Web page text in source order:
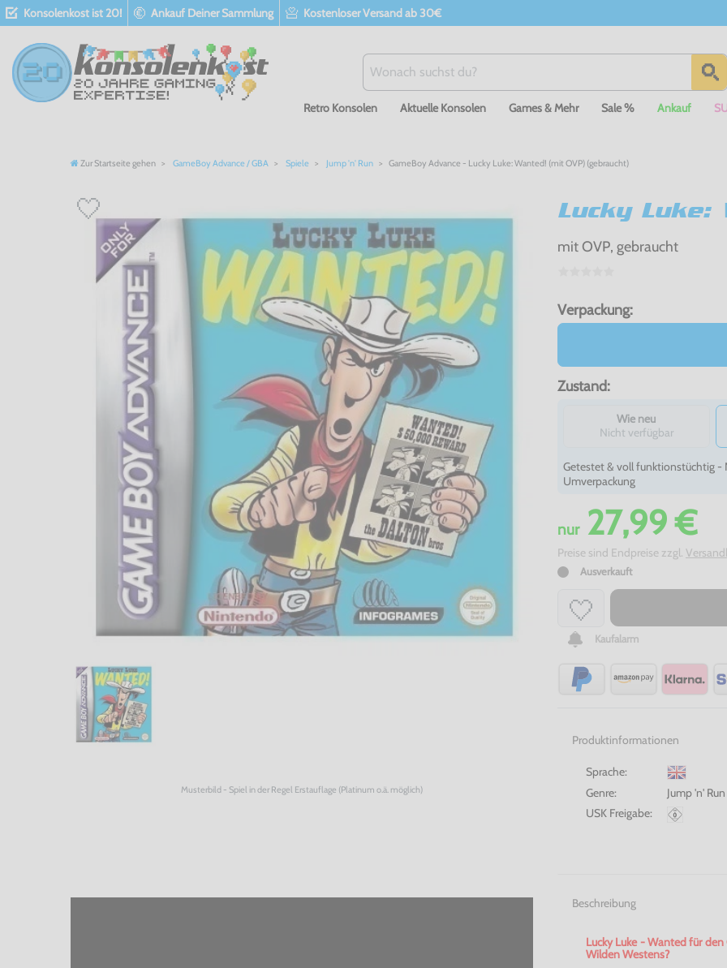
Konsolenkost ist 20! Ankauf Deiner Sammlung Kostenloser Versand ab 30€
Retro Konsolen Aktuelle Konsolen Games & Mehr Sale % Ankauf
Zur Startseite gehen GameBoy Advance / GBA Spiele Jump 'n' Run GameBoy Advance - Lucky Luke: Wanted! (mit OVP) (gebraucht)
Musterbild - Spiel in der Regel Erstauflage (Platinum o.ä. möglich)
Lucky Luke:
mit OVP, gebraucht
Verpackung:
Zustand:
Wie neu
Nicht verfügbar
Getestet & voll funktionstüchtig -
Umverpackung
nur27,99 €
Preise sind Endpreise zzgl.
Ausverkauft
Kaufalarm
Produktinformationen
Sprache:
Genre:
Jump 'n' Run
USK Freigabe:
Beschreibung
Lucky Luke - Wanted für
Wilden Westens?